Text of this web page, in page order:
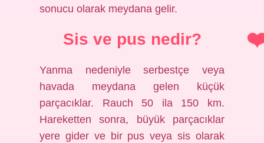
sonucu olarak meydana gelir.
Sis ve pus nedir?
Yanma nedeniyle serbestçe veya
havada meydana gelen küçük
parçacıklar. Rauch 50 ila 150 km.
Hareketten sonra, büyük parçacıklar
yere gider ve bir pus veya sis olarak